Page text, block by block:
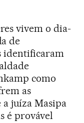
vivem o dia-
de
identificaram
como
as
a juíza Masipa
é provável